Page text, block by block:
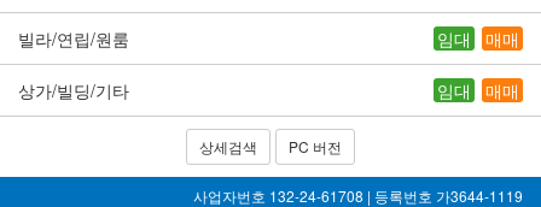
빌라/연립/원룸 임대 매매
상가/빌딩/기타 임대 매매
상세검색 PC 버전
사업자번호 132-24-61708 | 등록번호 가3644-1119